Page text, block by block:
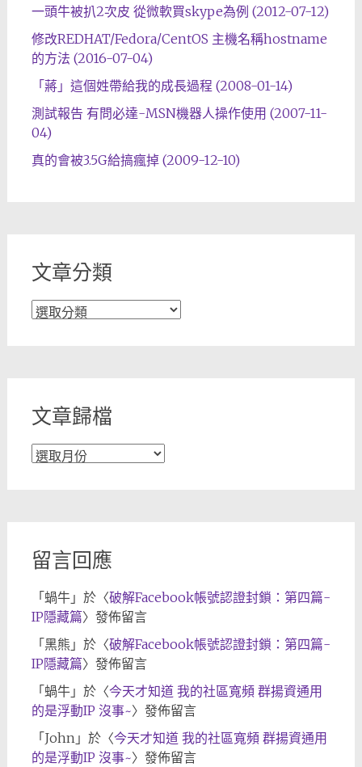
一頭牛被扒2次皮 從微軟買skype為例 (2012-07-12)
修改REDHAT/Fedora/CentOS 主機名稱hostname
的方法 (2016-07-04)
「蔣」這個姓帶給我的成長過程 (2008-01-14)
測試報告 有問必達-MSN機器人操作使用 (2007-11-
04)
真的會被3.5G給搞瘋掉 (2009-12-10)
文章分類
文
文章歸檔
文
留言回應
「 蝸牛」於〈破解Facebook帳號認證封鎖：第四篇-
IP隱藏篇〉發佈留言
「 黑熊 」於〈破解Facebook帳號認證封鎖：第四篇-
IP隱藏篇〉發佈留言
「 蝸牛」於〈今天才知道 我的社區寬頻 群揚資通用
的是浮動IP 沒事~〉發佈留言
「 John」於〈今天才知道 我的社區寬頻 群揚資通用
的是浮動IP 沒事~〉發佈留言